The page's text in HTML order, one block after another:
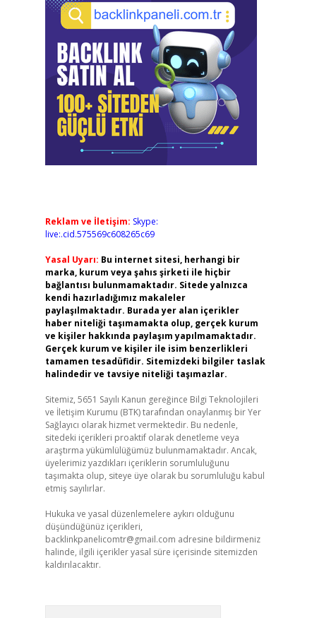
Reklam ve İletişim: Skype:
live:.cid.575569c608265c69
Yasal Uyarı: Bu internet sitesi, herhangi bir
marka, kurum veya şahıs şirketi ile hiçbir
bağlantısı bulunmamaktadır. Sitede yalnızca
kendi hazırladığımız makaleler
paylaşılmaktadır. Burada yer alan içerikler
haber niteliği taşımamakta olup, gerçek kurum
ve kişiler hakkında paylaşım yapılmamaktadır.
Gerçek kurum ve kişiler ile isim benzerlikleri
tamamen tesadüfidir. Sitemizdeki bilgiler taslak
halindedir ve tavsiye niteliği taşımazlar.
Sitemiz, 5651 Sayılı Kanun gereğince Bilgi Teknolojileri
ve İletişim Kurumu (BTK) tarafından onaylanmış bir Yer
Sağlayıcı olarak hizmet vermektedir. Bu nedenle,
sitedeki içerikleri proaktif olarak denetleme veya
araştırma yükümlülüğümüz bulunmamaktadır. Ancak,
üyelerimiz yazdıkları içeriklerin sorumluluğunu
taşımakta olup, siteye üye olarak bu sorumluluğu kabul
etmiş sayılırlar.
Hukuka ve yasal düzenlemelere aykırı olduğunu
düşündüğünüz içerikleri,
backlinkpanelicomtr@gmail.com adresine bildirmeniz
halinde, ilgili içerikler yasal süre içerisinde sitemizden
kaldırılacaktır.